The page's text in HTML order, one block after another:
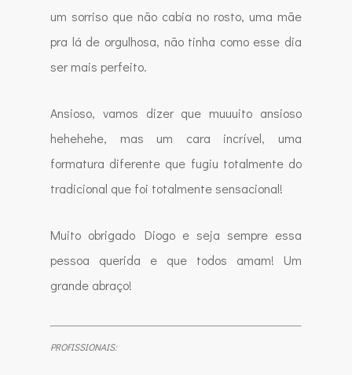
um sorriso que não cabia no rosto, uma mãe
pra lá de orgulhosa, não tinha como esse dia
ser mais perfeito.
Ansioso, vamos dizer que muuuito ansioso
hehehehe, mas um cara incrível, uma
formatura diferente que fugiu totalmente do
tradicional que foi totalmente sensacional!
Muito obrigado Diogo e seja sempre essa
pessoa querida e que todos amam! Um
grande abraço!
PROFISSIONAIS: